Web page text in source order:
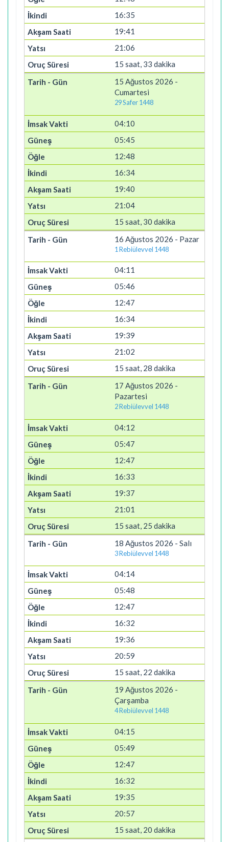
16:35
19:41
21:06
15 saat, 33 dakika
15 Ağustos 2026 -
Cumartesi
29 Safer 1448
04:10
05:45
12:48
16:34
19:40
21:04
15 saat, 30 dakika
16 Ağustos 2026 - Pazar
1 Rebiülevvel 1448
04:11
05:46
12:47
16:34
19:39
21:02
15 saat, 28 dakika
17 Ağustos 2026 -
Pazartesi
2 Rebiülevvel 1448
04:12
05:47
12:47
16:33
19:37
21:01
15 saat, 25 dakika
18 Ağustos 2026 - Salı
3 Rebiülevvel 1448
04:14
05:48
12:47
16:32
19:36
20:59
15 saat, 22 dakika
19 Ağustos 2026 -
Çarşamba
4 Rebiülevvel 1448
04:15
05:49
12:47
16:32
19:35
20:57
15 saat, 20 dakika